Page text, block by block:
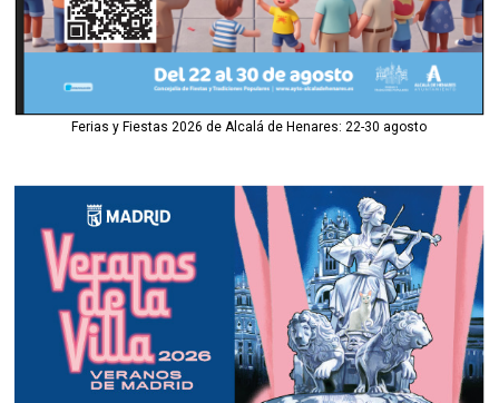
Ferias y Fiestas 2026 de Alcalá de Henares: 22-30 agosto